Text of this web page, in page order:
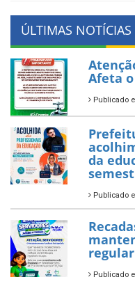
ÚLTIMAS NOTÍCIAS
Afeta
Publicado
da
Publicado
Publicado